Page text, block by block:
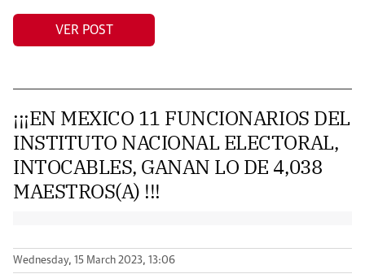
VER POST
¡¡¡EN MEXICO 11 FUNCIONARIOS DEL
INSTITUTO NACIONAL ELECTORAL,
INTOCABLES, GANAN LO DE 4,038
MAESTROS(A) !!!
Wednesday, 15 March 2023, 13:06